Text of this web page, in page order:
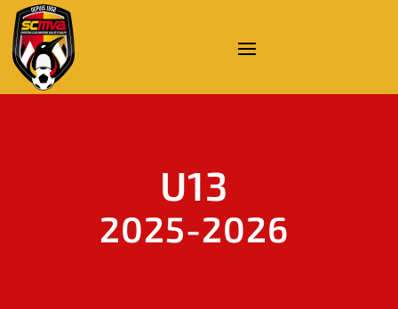
U13
2025-2026